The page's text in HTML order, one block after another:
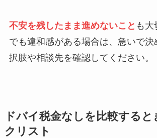
不安を残したまま進めないこと も大
でも違和感がある場合は、急いで決
択肢や相談先を確認してください。
ドバイ税金なしを比較する
クリスト